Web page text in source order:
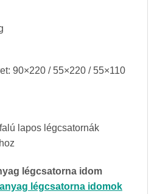
90×220 / 55×220 / 55×110
lapos légcsatornák
légcsatorna idom
légcsatorna idomok